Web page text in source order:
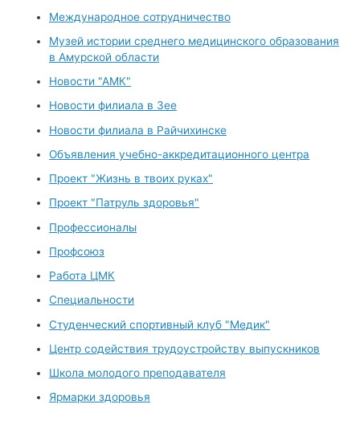
Международное сотрудничество
Музей истории среднего медицинского образования
в Амурской области
Новости "АМК"
Новости филиала в Зее
Новости филиала в Райчихинске
Объявления учебно-аккредитационного центра
Проект "Жизнь в твоих руках"
Проект "Патруль здоровья"
Профессионалы
Профсоюз
Работа ЦМК
Специальности
Студенческий спортивный клуб "Медик"
Центр содействия трудоустройству выпускников
Школа молодого преподавателя
Ярмарки здоровья